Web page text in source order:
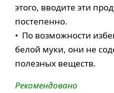
этого, вводите эти
постепенно.
• По возможности
белой муки, они не
полезных веществ.
Рекомендовано